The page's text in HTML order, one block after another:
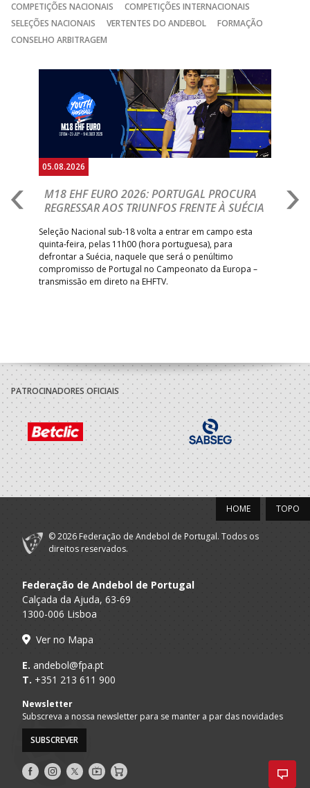
COMPETIÇÕES NACIONAIS
COMPETIÇÕES INTERNACIONAIS
SELEÇÕES NACIONAIS
VERTENTES DO ANDEBOL
FORMAÇÃO
CONSELHO ARBITRAGEM
05.08.2026
M18 EHF EURO 2026: PORTUGAL PROCURA
REGRESSAR AOS TRIUNFOS FRENTE À SUÉCIA
Seleção Nacional sub-18 volta a entrar em campo esta
quinta-feira, pelas 11h00 (hora portuguesa), para
defrontar a Suécia, naquele que será o penúltimo
compromisso de Portugal no Campeonato da Europa –
transmissão em direto na EHFTV.
PATROCINADORES OFICIAIS
TOPO
HOME
© 2026 Federação de Andebol de Portugal. Todos os
direitos reservados.
Federação de Andebol de Portugal
Calçada da Ajuda, 63-69
1300-006 Lisboa
Ver no Mapa
E. andebol@fpa.pt
T. +351 213 611 900
Newsletter
Subscreva a nossa newsletter para se manter a par das novidades
SUBSCREVER
Siga- Siga- Siga- AndebolTV
Loja